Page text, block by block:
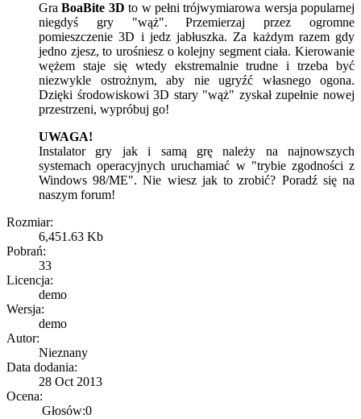
Gra BoaBite 3D to w pełni trójwymiarowa wersja popularnej
niegdyś gry "wąż". Przemierzaj przez ogromne
pomieszczenie 3D i jedz jabłuszka. Za każdym razem gdy
jedno zjesz, to urośniesz o kolejny segment ciała. Kierowanie
wężem staje się wtedy ekstremalnie trudne i trzeba być
niezwykle ostrożnym, aby nie ugryźć własnego ogona.
Dzięki środowiskowi 3D stary "wąż" zyskał zupełnie nowej
przestrzeni, wypróbuj go!
UWAGA!
Instalator gry jak i samą grę należy na najnowszych
systemach operacyjnych uruchamiać w "trybie zgodności z
Windows 98/ME". Nie wiesz jak to zrobić? Poradź się na
naszym forum!
Rozmiar:
6,451.63 Kb
Pobrań:
33
Licencja:
demo
Wersja:
demo
Autor:
Nieznany
Data dodania:
28 Oct 2013
Ocena:
Głosów:0